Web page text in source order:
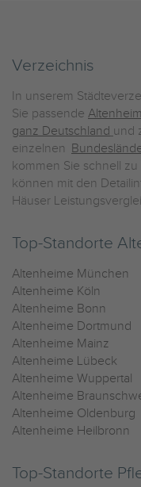
Verzeichnis
In unserem
Sie passende
ganz Deutschland und
einzelnen
kommen Sie schnell
können mit den
Häuser
Top-Standorte
Altenheime München
Altenheime Köln
Altenheime Bonn
Altenheime Dortmund
Altenheime Mainz
Altenheime Lübeck
Altenheime Wuppertal
Altenheime
Altenheime Oldenburg
Altenheime Heilbronn
Top-Standorte